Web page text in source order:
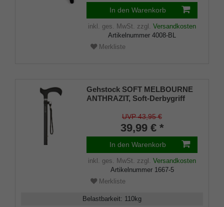
In den Warenkorb
inkl. ges. MwSt. zzgl. Versandkosten
Artikelnummer 4008-BL
Merkliste
Gehstock SOFT MELBOURNE
ANTHRAZIT, Soft-Derbygriff
anthrazitgrau, verstellbar ca.
76-99 cm, bis 110 Kg, inkl.
Tragschlaufe und Gummipuffer
UVP 43,95 €
39,99 € *
In den Warenkorb
inkl. ges. MwSt. zzgl. Versandkosten
Artikelnummer 1667-5
Merkliste
Belastbarkeit: 110kg